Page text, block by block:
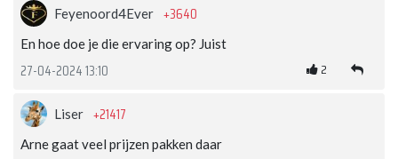
Feyenoord4Ever +3640
En hoe doe je die ervaring op? Juist
27-04-2024 13:10 2
Liser +21417
Arne gaat veel prijzen pakken daar